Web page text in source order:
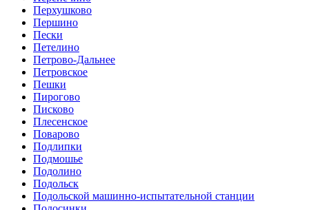
Перхушково
Першино
Пески
Петелино
Петрово-Дальнее
Петровское
Пешки
Пирогово
Писково
Плесенское
Поварово
Подлипки
Подмошье
Подолино
Подольск
Подольской машинно-испытательной станции